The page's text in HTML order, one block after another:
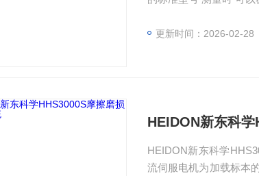
舒适地进行摩擦磨损测
更新时间：2026-02-28
HEIDON新东科
HEIDON新东科学
流伺服电机为加载标本